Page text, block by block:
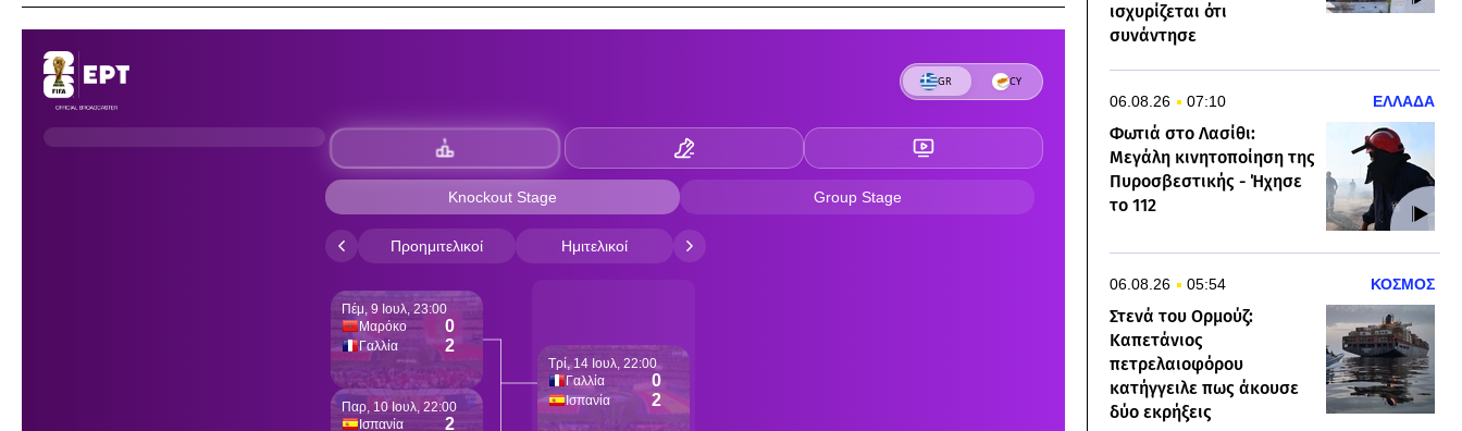
ισχυρίζεται ότι
συνάντησε
06.08.26 07:10 ΕΛΛΑΔΑ
Φωτιά στo Λασίθι:
Μεγάλη κινητοποίηση της
Πυροσβεστικής - Ήχησε
το 112
06.08.26 05:54 ΚΟΣΜΟΣ
Στενά του Ορμούζ:
Καπετάνιος
πετρελαιοφόρου
κατήγγειλε πως άκουσε
δύο εκρήξεις